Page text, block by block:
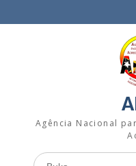
to
Agência Nacional
Search